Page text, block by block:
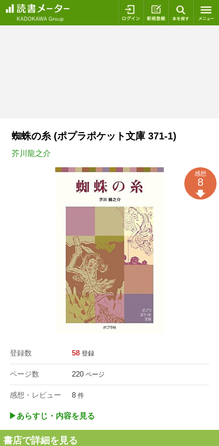
ログイン 新規登録
蜘蛛の糸 (ポプラポケット文庫 371-1)
芥川龍之介
登録数 58 登録
ページ数 220 ページ
感想・レビュー 8 件
感想
8
▶︎あらすじ・内容を見る
書店で詳細を見る